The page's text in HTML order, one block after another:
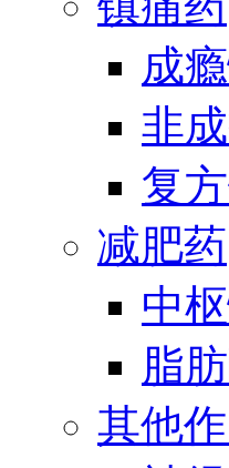
成
非
复
减肥药
中
脂
其他